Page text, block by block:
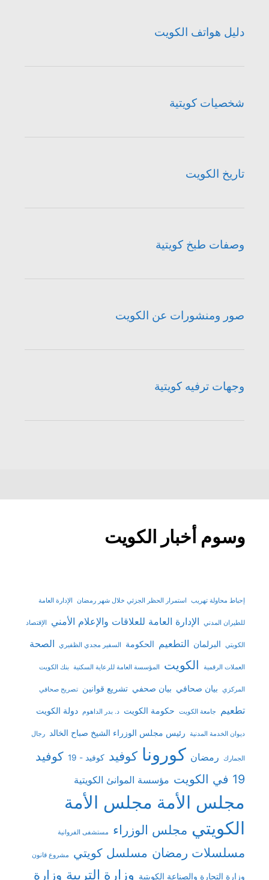
دليل هواتف الكويت
شخصيات كويتية
تاريخ الكويت
وصفات طبخ كويتية
صور ومنشورات عن الكويت
وجهات ترفيه كويتية
وسوم أخبار الكويت
إحباط محاولة تهريب استمرار الحظر الجزئي خلال شهر رمضان الإدارة العامة
للطيران المدني الإدارة العامة للعلاقات والإعلام الأمني الإقتصاد
الكويتي البرلمان التطعيم الحكومة السفير مجدي الظفيري الصحة
العملات الرقمية الكويت المؤسسة العامة للرعاية السكنية بنك الكويت
المركزي بيان صحافي بيان صحفي تشريع قوانين تصريح صحافي
تطعيم جامعة الكويت حكومة الكويت د. بدر الداهوم دولة الكويت
ديوان الخدمة المدنية رئيس مجلس الوزراء الشيخ صباح الخالد رجال
الجمارك رمضان كورونا كوفيد كوفيد - 19
كوفيد
19 في الكويت
مؤسسة الموانئ الكويتية
مجلس الأمة مجلس الأمة
الكويتي مجلس الوزراء مستشفى الفروانية
مسلسلات رمضان مسلسل كويتي مشروع قانون
وزارة التجارة والصناعة الكويتية وزارة التربية وزارة